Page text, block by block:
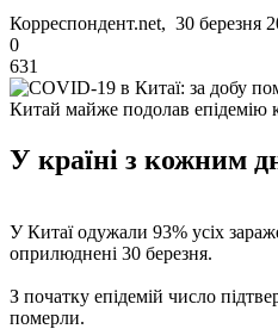
Корреспондент.net, 30 березня
0
631
Китай майже подолав епідемію
У країні з кожним
У Китаї одужали 93% усіх
оприлюднені 30 березня.
З початку епідемій число
померли.